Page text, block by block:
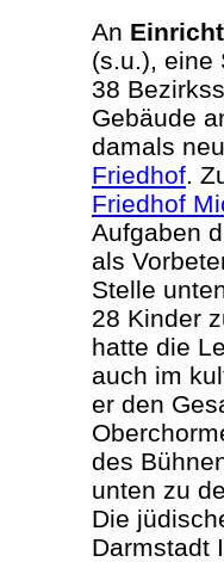
An
(s.u.), eine
38
Gebäude
damals
Friedhof.
Friedhof
Aufgaben
als
Stelle
28 Kinder
hatte die
auch im
er den
des
unten zu
Die
Darmstadt